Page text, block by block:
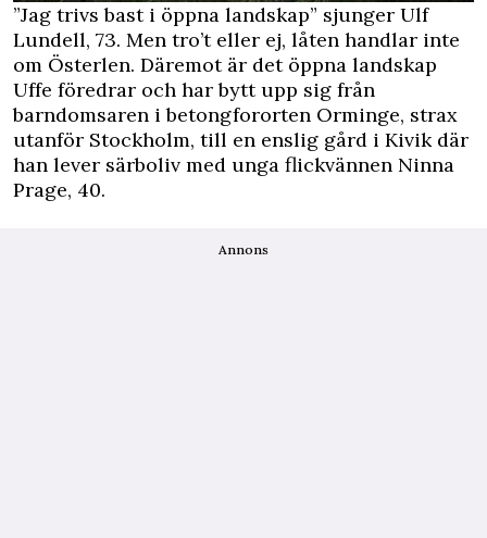
”Jag trivs bast i öppna landskap” sjunger Ulf
Lundell, 73. Men tro’t eller ej, låten handlar inte
om Österlen. Däremot är det öppna landskap
Uffe föredrar och har bytt upp sig från
barndomsaren i betongfororten Orminge, strax
utanför Stockholm, till en enslig gård i Kivik där
han lever särboliv med unga flickvännen Ninna
Prage, 40.
Annons